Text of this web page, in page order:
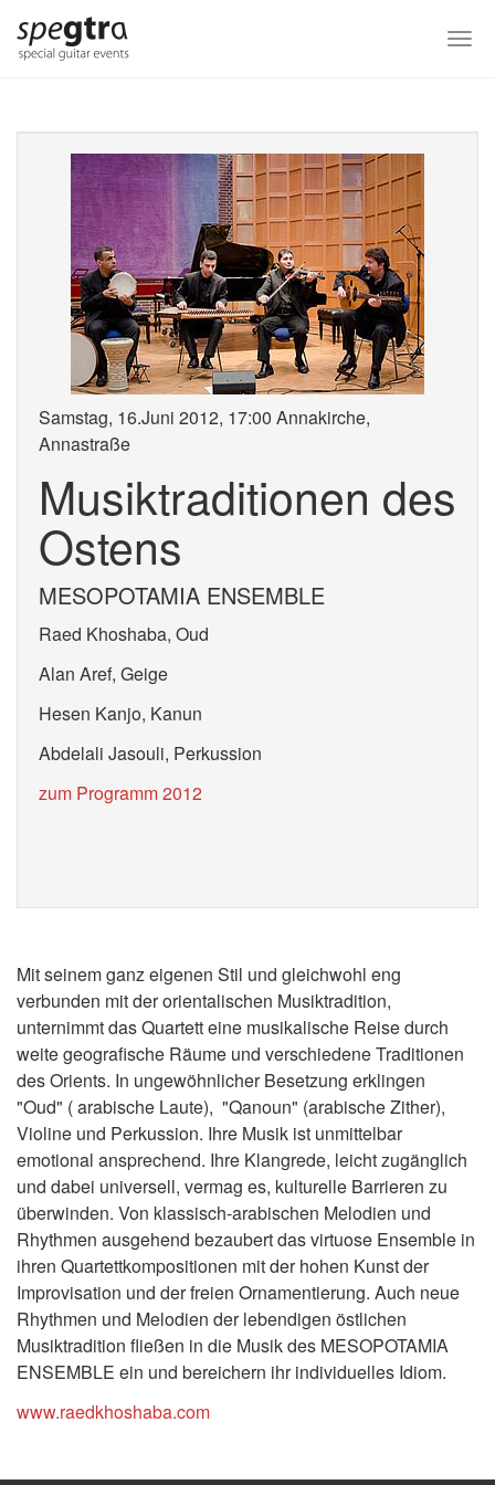
main
Samstag, 16.Juni 2012, 17:00 Annakirche,
Annastraße
Musiktraditionen des
Ostens
MESOPOTAMIA ENSEMBLE
Raed Khoshaba, Oud
Alan Aref, Geige
Hesen Kanjo, Kanun
Abdelali Jasouli, Perkussion
zum Programm 2012
Mit seinem ganz eigenen Stil und gleichwohl eng
verbunden mit der orientalischen Musiktradition,
unternimmt das Quartett eine musikalische Reise durch
weite geografische Räume und verschiedene Traditionen
des Orients. In ungewöhnlicher Besetzung erklingen
"Oud" ( arabische Laute), "Qanoun" (arabische Zither),
Violine und Perkussion. Ihre Musik ist unmittelbar
emotional ansprechend. Ihre Klangrede, leicht zugänglich
und dabei universell, vermag es, kulturelle Barrieren zu
überwinden. Von klassisch-arabischen Melodien und
Rhythmen ausgehend bezaubert das virtuose Ensemble in
ihren Quartettkompositionen mit der hohen Kunst der
Improvisation und der freien Ornamentierung. Auch neue
Rhythmen und Melodien der lebendigen östlichen
Musiktradition fließen in die Musik des MESOPOTAMIA
ENSEMBLE ein und bereichern ihr individuelles Idiom.
www.raedkhoshaba.com